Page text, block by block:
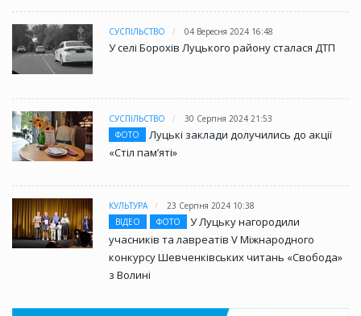
СУСПІЛЬСТВО 04 Вересня 2024 16:48
У селі Борохів Луцького району сталася ДТП
СУСПІЛЬСТВО
30 Серпня 2024 21:53
ФОТО
Луцькі заклади долучились до акції
«Стіл памʼяті»
КУЛЬТУРА
23 Серпня 2024 10:38
ВІДЕО
ФОТО
У Луцьку нагородили
учасників та лавреатів V Міжнародного
конкурсу Шевченківських читань «Свобода»
з Волині